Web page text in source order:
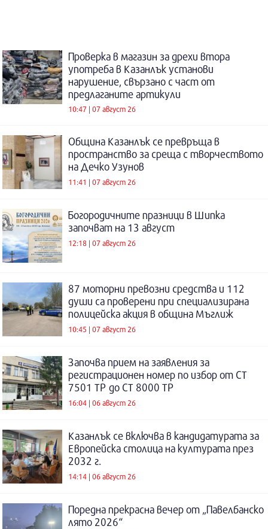
Проверка в магазин за дрехи втора
употреба в Казанлък установи
нарушение, свързано с част от
предлаганите артикули
10:47 | 07 август 26
Община Казанлък се превръща в
пространство за среща с творчеството
на Дечко Узунов
11:41 | 07 август 26
Богородичните празници в Шипка
започват на 13 август
12:18 | 07 август 26
87 моторни превозни средства и 112
души са проверени при специализирана
полицейска акция в община Мъглиж
10:45 | 07 август 26
Започва прием на заявления за
регистрационен номер по избор от СТ
7501 ТР до СТ 8000 ТР
16:04 | 06 август 26
Казанлък се включва в кандидатурата за
Европейска столица на културата през
2032 г.
14:14 | 06 август 26
Поредна прекрасна вечер от „Павелбанско
лято 2026“